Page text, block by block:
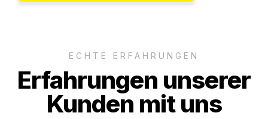
ECHTE ERFAHRUNGEN
Erfahrungen unserer
Kunden mit uns